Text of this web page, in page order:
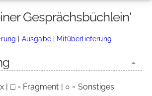
Gesprächsbüchlein'
| Ausgabe| Mitüberlieferung
| □ = Fragment | ○ = Sonstiges